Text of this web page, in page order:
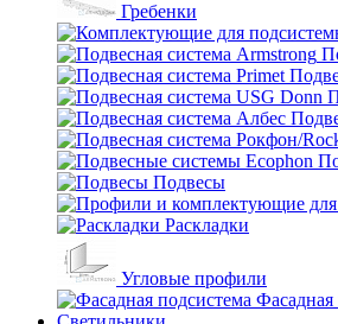
Гребенки
Подвесы
Раскладки
Угловые профили
Фасадная